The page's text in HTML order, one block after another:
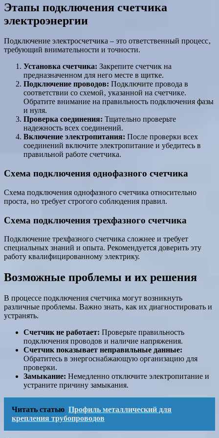
Этапы подключения счетчика
электроэнергии
Подключение электросчетчика – это ответственный процесс‚
требующий внимательности и точности.
Установка счетчика: Закрепите счетчик на
предназначенном для него месте в щитке.
Подключение проводов: Подключите провода в
соответствии со схемой‚ указанной на счетчике.
Обратите внимание на правильность подключения фазы
и нуля.
Проверка соединения: Тщательно проверьте
надежность всех соединений.
Включение электропитания: После проверки всех
соединений включите электропитание и убедитесь в
правильной работе счетчика.
Схема подключения однофазного счетчика
Схема подключения однофазного счетчика относительно
проста‚ но требует строгого соблюдения правил.
Схема подключения трехфазного счетчика
Подключение трехфазного счетчика сложнее и требует
специальных знаний и опыта. Рекомендуется доверить эту
работу квалифицированному электрику.
Возможные проблемы и их решения
В процессе подключения счетчика могут возникнуть
различные проблемы. Важно знать‚ как их диагностировать и
устранять.
Счетчик не работает: Проверьте правильность
подключения проводов и наличие напряжения.
Счетчик показывает неправильные данные:
Обратитесь в энергоснабжающую организацию для
проверки.
Замыкание: Немедленно отключите электропитание и
устраните причину замыкания.
Читать статью Профиль металлический для
крепления трубопроводов